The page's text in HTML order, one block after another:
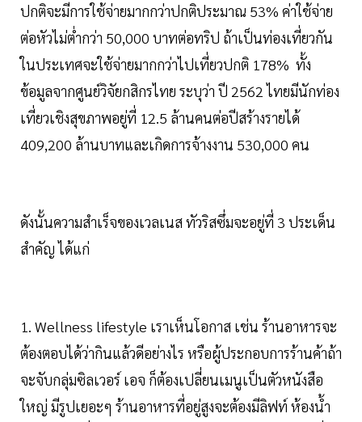
ปกติจะมีการใช้จ่ายมากกว่าปกติประมาณ 53% ค่าใช้จ่าย
ต่อหัวไม่ต่ำกว่า 50,000 บาทต่อทริป ถ้าเป็นท่องเที่ยวกัน
ในประเทศจะใช้จ่ายมากกว่าไปเที่ยวปกติ 178% ทั้ง
ข้อมูลจากศูนย์วิจัยกสิกรไทย ระบุว่า ปี 2562 ไทยมีนักท่อง
เที่ยวเชิงสุขภาพอยู่ที่ 12.5 ล้านคนต่อปีสร้างรายได้
409,200 ล้านบาทและเกิดการจ้างงาน 530,000 คน
ดังนั้นความสำเร็จของเวลเนส ทัวริสซึ่มจะอยู่ที่ 3 ประเด็น
สำคัญ ได้แก่
1. Wellness lifestyle เราเห็นโอกาส เช่น ร้านอาหารจะ
ต้องตอบได้ว่ากินแล้วดีอย่างไร หรือผู้ประกอบการร้านค้าถ้า
จะจับกลุ่มซิลเวอร์ เอจ ก็ต้องเปลี่ยนเมนูเป็นตัวหนังสือ
ใหญ่ มีรูปเยอะๆ ร้านอาหารที่อยู่สูงจะต้องมีลิฟท์ ห้องน้ำ